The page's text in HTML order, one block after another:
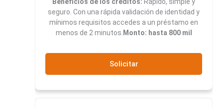
Beneficios de los créditos: Rápido, simple y
seguro. Con una rápida validación de identidad y
mínimos requisitos accedes a un préstamo en
menos de 2 minutos. Monto: hasta 800 mil
Solicitar